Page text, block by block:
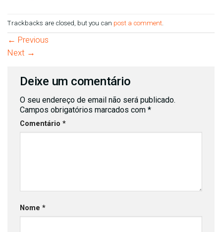
Trackbacks are closed, but you can post a comment.
← Previous
Next →
Deixe um comentário
O seu endereço de email não será publicado.
Campos obrigatórios marcados com *
Comentário *
Nome *